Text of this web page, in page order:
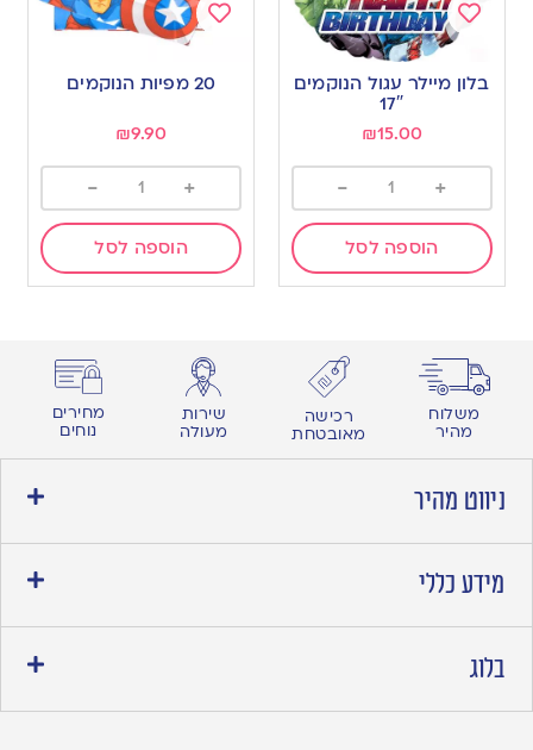
Add
to
wishlist
בלון מיילר עגול הנוקמים
17″
₪15.00
+
-
הוספה לסל
wishlist
20 מפיות הנוקמים
₪9.90
+
-
הוספה לסל
משלוח
מהיר
רכישה
מאובטחת
שירות
מעולה
מחירים
נוחים
ניווט מהיר
מידע כללי
בלוג